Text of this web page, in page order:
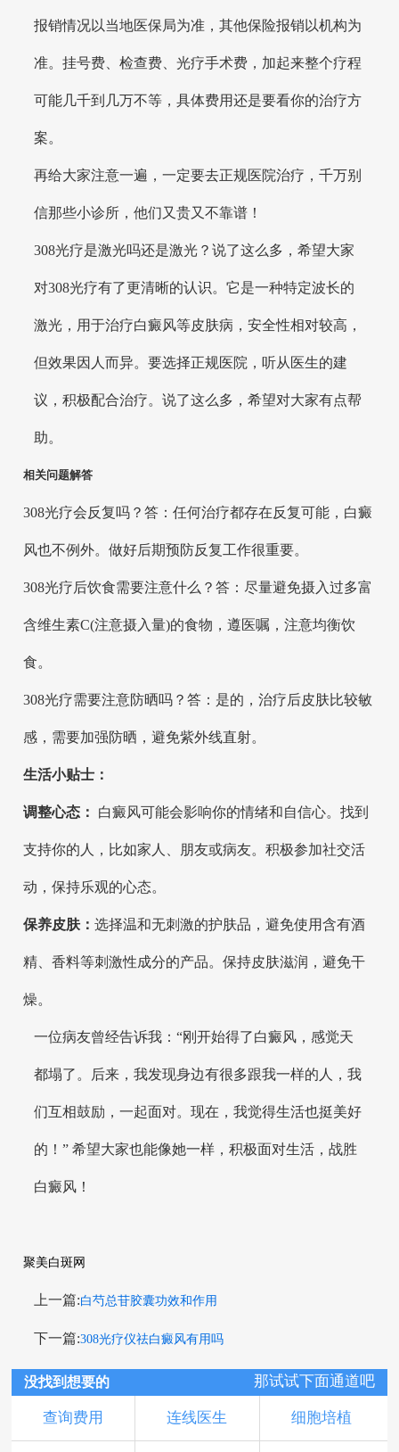
报销情况以当地医保局为准，其他保险报销以机构为
准。挂号费、检查费、光疗手术费，加起来整个疗程
可能几千到几万不等，具体费用还是要看你的治疗方
案。
再给大家注意一遍，一定要去正规医院治疗，千万别
信那些小诊所，他们又贵又不靠谱！
308光疗是激光吗还是激光？说了这么多，希望大家
对308光疗有了更清晰的认识。它是一种特定波长的
激光，用于治疗白癜风等皮肤病，安全性相对较高，
但效果因人而异。要选择正规医院，听从医生的建
议，积极配合治疗。说了这么多，希望对大家有点帮
助。
相关问题解答
308光疗会反复吗？答：任何治疗都存在反复可能，白癜
风也不例外。做好后期预防反复工作很重要。
308光疗后饮食需要注意什么？答：尽量避免摄入过多富
含维生素C(注意摄入量)的食物，遵医嘱，注意均衡饮
食。
308光疗需要注意防晒吗？答：是的，治疗后皮肤比较敏
感，需要加强防晒，避免紫外线直射。
生活小贴士：
调整心态： 白癜风可能会影响你的情绪和自信心。找到
支持你的人，比如家人、朋友或病友。积极参加社交活
动，保持乐观的心态。
保养皮肤： 选择温和无刺激的护肤品，避免使用含有酒
精、香料等刺激性成分的产品。保持皮肤滋润，避免干
燥。
一位病友曾经告诉我：“刚开始得了白癜风，感觉天
都塌了。后来，我发现身边有很多跟我一样的人，我
们互相鼓励，一起面对。现在，我觉得生活也挺美好
的！” 希望大家也能像她一样，积极面对生活，战胜
白癜风！
聚美白斑网
上一篇:白芍总苷胶囊功效和作用
下一篇:308光疗仪祛白癜风有用吗
没找到想要的 那试试下面通道吧
查询费用 连线医生 细胞培植